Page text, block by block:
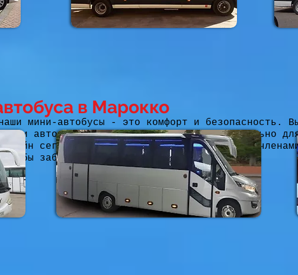
в Марокко
мини-автобусы - это комфорт и безопасность.
и автокресла в наши мини-автобусы: идеально
сегодня или обязательно поговорите с
забронировать то, что вам нужно.